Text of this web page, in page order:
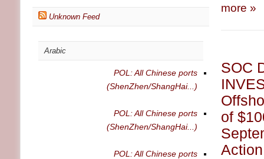
more »
SOC
of
Unknown Feed
Arabic
POL: All Chinese ports
(ShenZhen/ShangHai...)
POL: All Chinese ports
(ShenZhen/ShangHai...)
POL: All Chinese ports